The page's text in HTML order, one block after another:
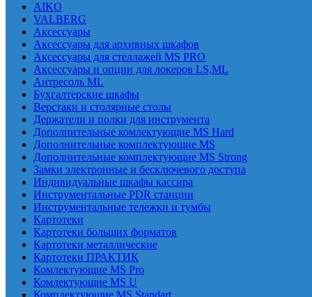
AIKO
VALBERG
Аксессуары
Аксессуары для архивных шкафов
Аксессуары для стеллажей MS PRO
Аксессуары и опции для локеров LS,ML
Антресоль ML
Бухгалтерские шкафы
Верстаки и столярные столы
Держатели и полки для инструмента
Дополнительные комлектующие MS Hard
Дополнительные комплектующие MS
Дополнительные комплектующие MS Strong
Замки электронные и бесключевого доступа
Индивидуальные шкафы кассира
Инструментальные PDR станции
Инструментальные тележки и тумбы
Картотеки
Картотеки больших форматов
Картотеки металлические
Картотеки ПРАКТИК
Комлектующие MS Pro
Комлектующие MS U
Комплектующие MS Standart